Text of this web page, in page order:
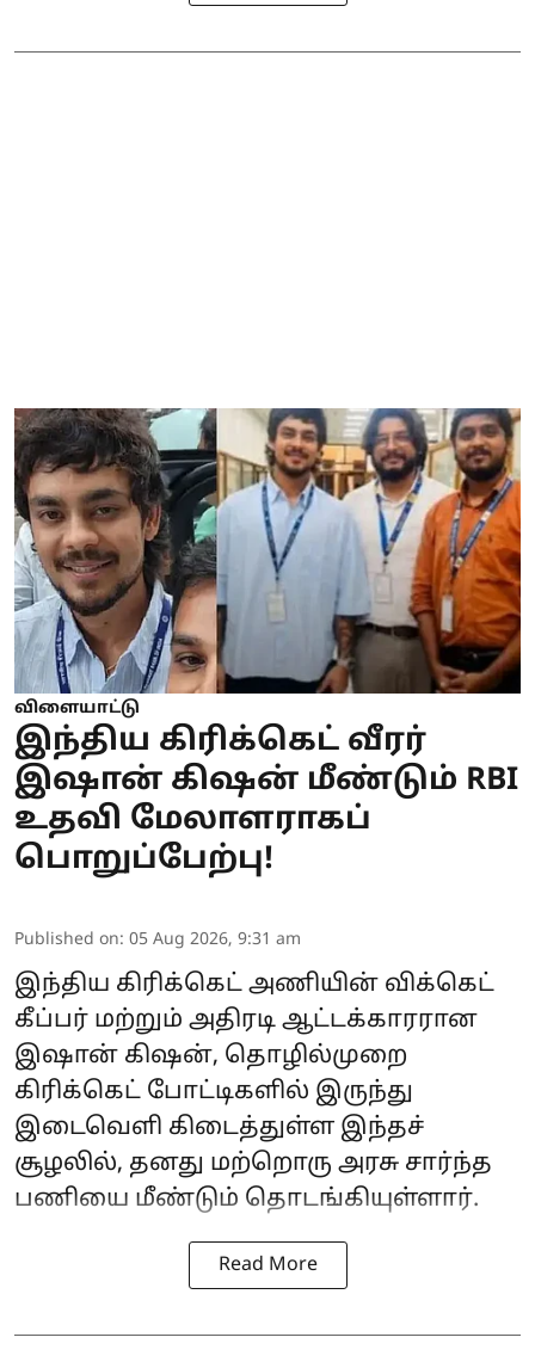
விளையாட்டு
இந்திய கிரிக்கெட் வீரர்
இஷான் கிஷன் மீண்டும் RBI
உதவி மேலாளராகப்
பொறுப்பேற்பு!
Published on: 05 Aug 2026, 9:31 am
இந்திய கிரிக்கெட் அணியின் விக்கெட்
கீப்பர் மற்றும் அதிரடி ஆட்டக்காரரான
இஷான் கிஷன், தொழில்முறை
கிரிக்கெட் போட்டிகளில் இருந்து
இடைவெளி கிடைத்துள்ள இந்தச்
சூழலில், தனது மற்றொரு அரசு சார்ந்த
பணியை மீண்டும் தொடங்கியுள்ளார்.
Read More